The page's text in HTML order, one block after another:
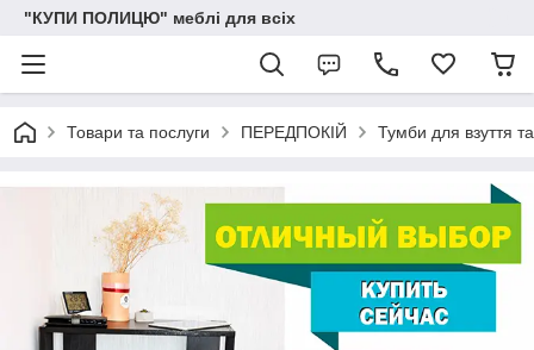
"КУПИ ПОЛИЦЮ" меблі для всіх
Товари та послуги ПЕРЕДПОКІЙ Тумби для взуття